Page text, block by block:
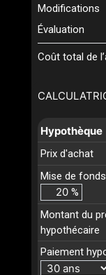
Hypothèque
Prix d'achat
Mise de fonds
%
Montant du
hypothécaire
Paiement
Modifications
Évaluation
Coût total de